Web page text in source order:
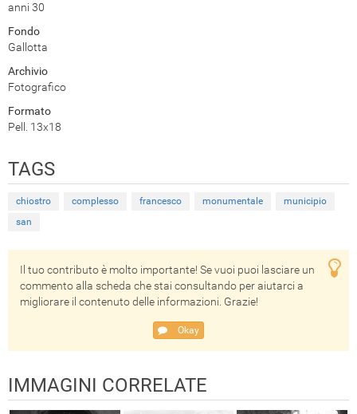
anni 30
Fondo
Gallotta
Archivio
Fotografico
Formato
Pell. 13x18
TAGS
chiostro complesso francesco monumentale
municipio
san
Il tuo contributo è molto importante! Se vuoi puoi lasciare un
commento alla scheda che stai consultando per aiutarci a
migliorare il contenuto delle informazioni. Grazie!
Okay
IMMAGINI CORRELATE